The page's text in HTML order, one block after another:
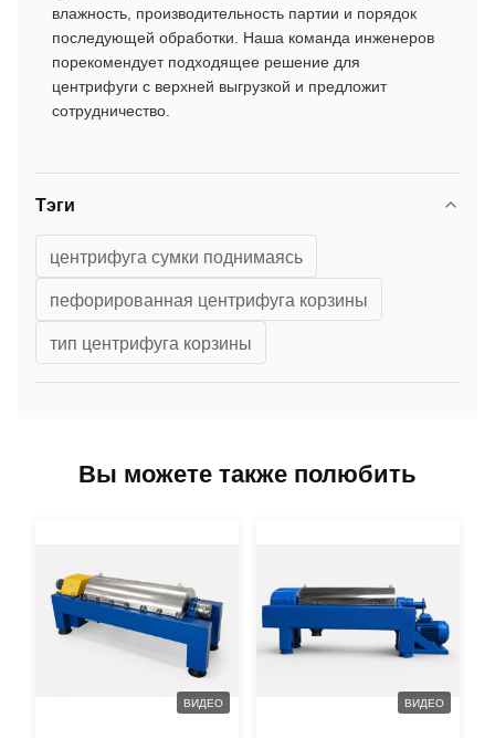
влажность, производительность партии и порядок
последующей обработки. Наша команда инженеров
порекомендует подходящее решение для
центрифуги с верхней выгрузкой и предложит
сотрудничество.
Тэги
центрифуга сумки поднимаясь
пефорированная центрифуга корзины
тип центрифуга корзины
Вы можете также полюбить
ВИДЕО ВИДЕО